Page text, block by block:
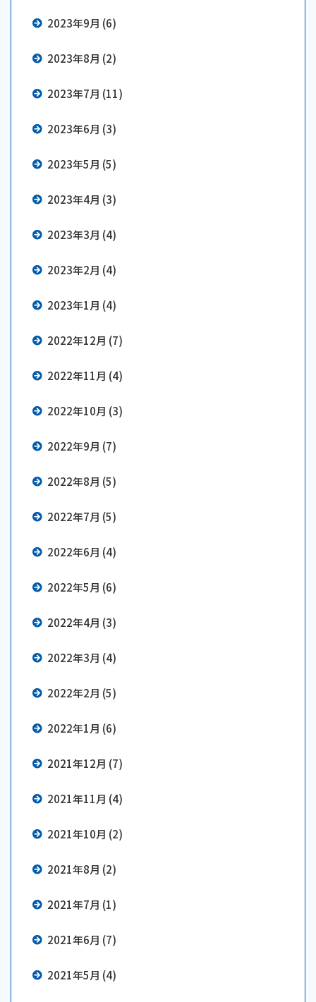
2023年9月 (6)
2023年8月 (2)
2023年7月 (11)
2023年6月 (3)
2023年5月 (5)
2023年4月 (3)
2023年3月 (4)
2023年2月 (4)
2023年1月 (4)
2022年12月 (7)
2022年11月 (4)
2022年10月 (3)
2022年9月 (7)
2022年8月 (5)
2022年7月 (5)
2022年6月 (4)
2022年5月 (6)
2022年4月 (3)
2022年3月 (4)
2022年2月 (5)
2022年1月 (6)
2021年12月 (7)
2021年11月 (4)
2021年10月 (2)
2021年8月 (2)
2021年7月 (1)
2021年6月 (7)
2021年5月 (4)